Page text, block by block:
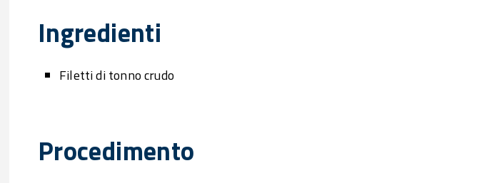
Ingredienti
Filetti di tonno crudo
Procedimento